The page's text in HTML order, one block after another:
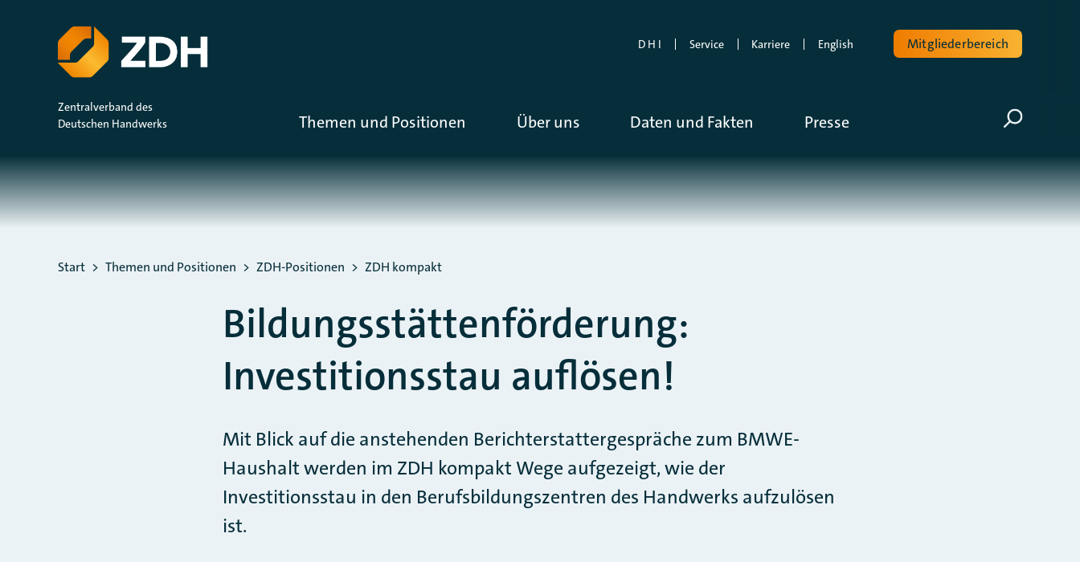
ZUM HAUPTINHALT SPRINGEN
D H I Service Karriere English Mitgliederbereich
Zentralverband des
Deutschen Handwerks
Themen und Positionen Über uns Daten und Fakten PresseVolltextsuche
Suche
Sie befinden sich hier:
Start Themen und Positionen ZDH-Positionen ZDH kompakt
Bildungsstättenförderung:
Investitionsstau auflösen!
Mit Blick auf die anstehenden Berichterstattergespräche zum BMWE-
Haushalt werden im ZDH kompakt Wege aufgezeigt, wie der
Investitionsstau in den Berufsbildungszentren des Handwerks aufzulösen
ist.